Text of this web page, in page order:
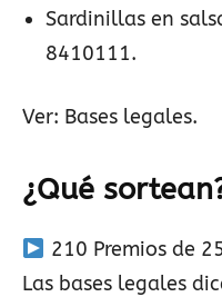
Sardinillas en
8410111.
Ver: Bases legales.
¿Qué
210 Premios de
Las bases legales